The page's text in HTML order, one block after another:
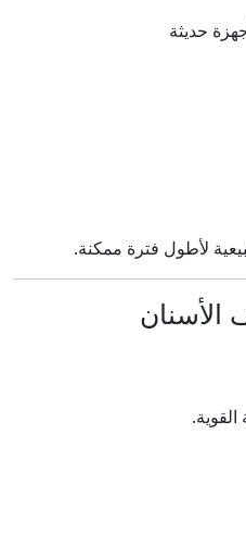
حديثة
لأطول فترة ممكنة.
الأسنان